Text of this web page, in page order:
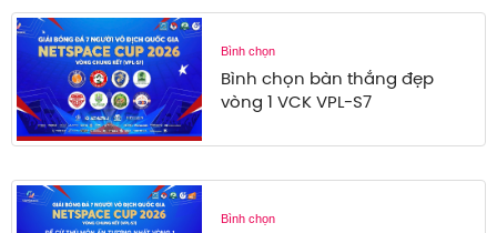
Bình chọn
Bình chọn bàn thắng đẹp
vòng 1 VCK VPL-S7
Bình chọn